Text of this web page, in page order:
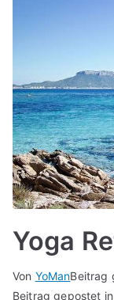
Yoga
Von YoManBeitrag
Beitrag gepostet in